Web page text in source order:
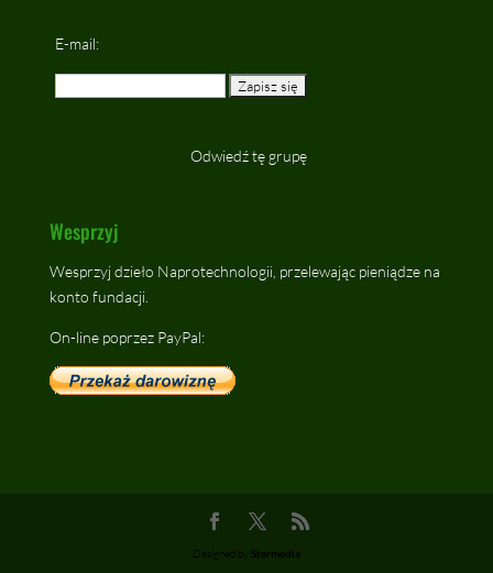
E-mail:
Odwiedź tę grupę
Wesprzyj
Wesprzyj dzieło Naprotechnologii, przelewając pieniądze na
konto fundacji.
On-line poprzez PayPal:
Designed by Stermedia